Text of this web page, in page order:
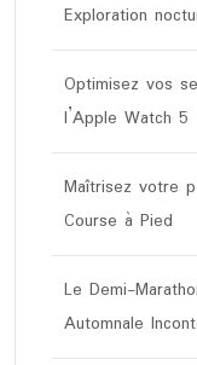
Exploration
Optimisez vos
l’Apple Watch 5
Maîtrisez votre
Course à Pied
Le Demi-
Automnale